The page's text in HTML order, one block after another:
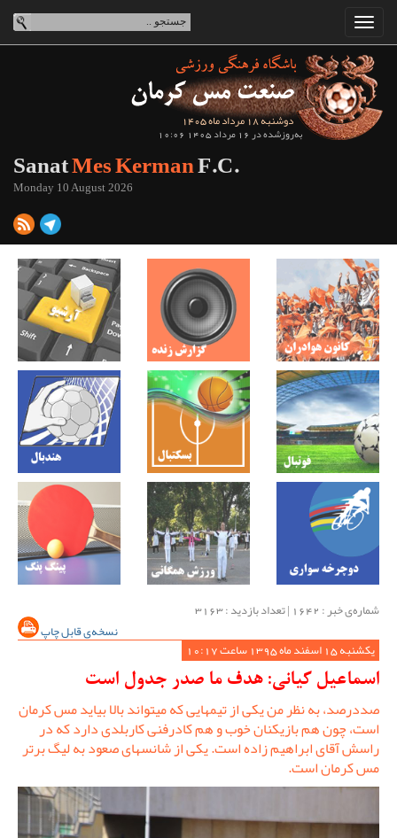
دوشنبه 18 مرداد ماه 1405
به‌روزشده در 16 مرداد 1405 10:06
SanatMes KermanF.C.
Monday 10 August 2026
شماره‌ی خبر : ‌1642 | تعداد بازدید : 3163
نسخه‌ی قابل چاپ
یکشنبه 15 اسفند ماه 1395 ساعت 10:17
اسماعیل کیانی: هدف ما صدر جدول است
صددرصد، به نظر من یکی از تیمهایی که میتواند بالا بیاید مس کرمان
است، چون هم بازیکنان خوب و هم کادرفنی کاربلدی دارد که در
راسش آقای ابراهیم زاده است. یکی از شانسهای صعود به لیگ برتر
مس کرمان است.